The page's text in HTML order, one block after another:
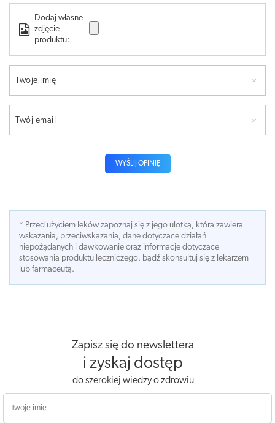
Dodaj własne
zdjęcie
produktu:
Twoje imię
Twój email
WYŚLIJ OPINIĘ
* Przed użyciem leków zapoznaj się z jego ulotką, która zawiera
wskazania, przeciwskazania, dane dotyczace działań
niepożądanych i dawkowanie oraz informacje dotyczace
stosowania produktu leczniczego, bądź skonsultuj się z lekarzem
lub farmaceutą.
Zapisz się do newslettera
i zyskaj dostęp
do szerokiej wiedzy o zdrowiu